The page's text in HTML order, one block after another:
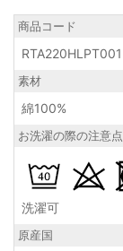
商品コード
RTA220HLPT001
素材
綿100%
お洗濯の際の注意点
洗濯可
原産国